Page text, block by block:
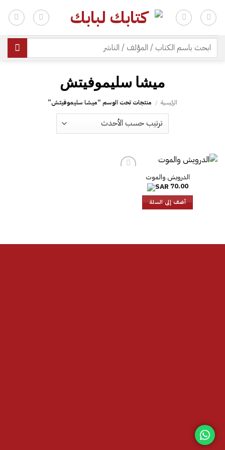
للمحتوى
البحث
عن:
الرئيسية / منتجات تحت الوسم “‎ميشا سليموفيتش‎”
الدرويش والموت
70.00
أضف إلى السلة
| شحن مجاني للطلبات +300 ريال | تغليف مجاني للطلبات +150 ريال |